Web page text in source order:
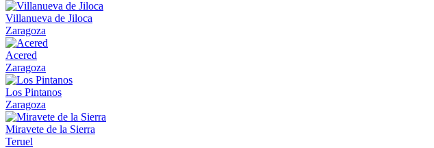
Villanueva de Jiloca
Zaragoza
Acered
Zaragoza
Los Pintanos
Zaragoza
Miravete de la Sierra
Teruel